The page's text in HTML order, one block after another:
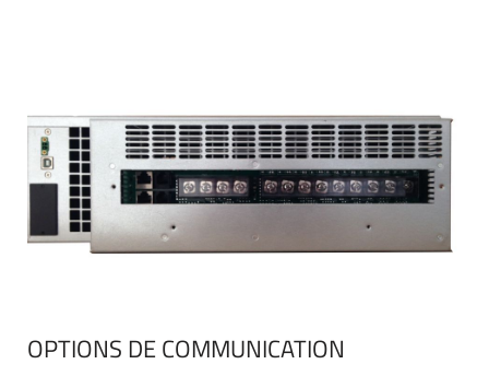
OPTIONS DE COMMUNICATION